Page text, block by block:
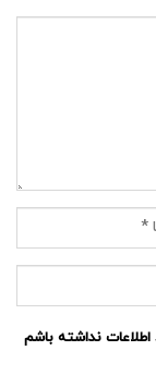
اطلاعات نداشته باشم